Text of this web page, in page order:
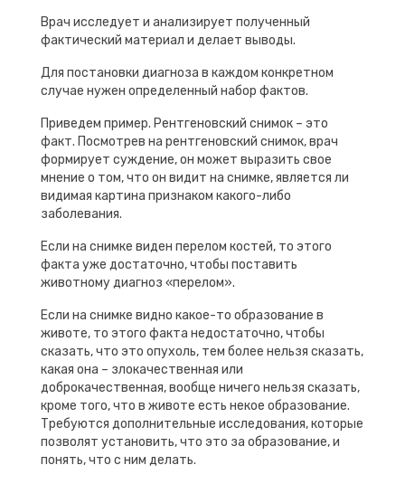
Врач исследует и анализирует полученный
фактический материал и делает выводы.
Для постановки диагноза в каждом конкретном
случае нужен определенный набор фактов.
Приведем пример. Рентгеновский снимок – это
факт. Посмотрев на рентгеновский снимок, врач
формирует суждение, он может выразить свое
мнение о том, что он видит на снимке, является ли
видимая картина признаком какого-либо
заболевания.
Если на снимке виден перелом костей, то этого
факта уже достаточно, чтобы поставить
животному диагноз «перелом».
Если на снимке видно какое-то образование в
животе, то этого факта недостаточно, чтобы
сказать, что это опухоль, тем более нельзя сказать,
какая она – злокачественная или
доброкачественная, вообще ничего нельзя сказать,
кроме того, что в животе есть некое образование.
Требуются дополнительные исследования, которые
позволят установить, что это за образование, и
понять, что с ним делать.